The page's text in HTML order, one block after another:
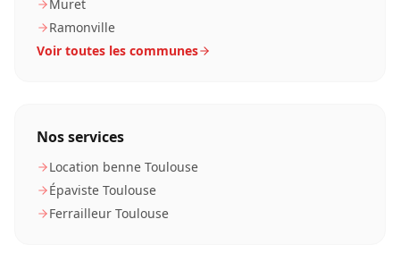
Muret
Ramonville
Voir toutes les communes
Nos services
Location benne Toulouse
Épaviste Toulouse
Ferrailleur Toulouse